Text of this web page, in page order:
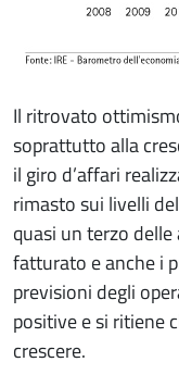
Il ritrovato
soprattutto alla
il giro d’affari
rimasto sui livelli
quasi un terzo
fatturato e anche i
previsioni degli
positive e si ritiene
crescere.